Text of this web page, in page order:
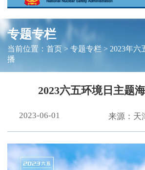
专题专栏
当前位置： 首页> 专题专栏> 2023年六
播
2023六五环境日主题
2023-06-01 来源：天